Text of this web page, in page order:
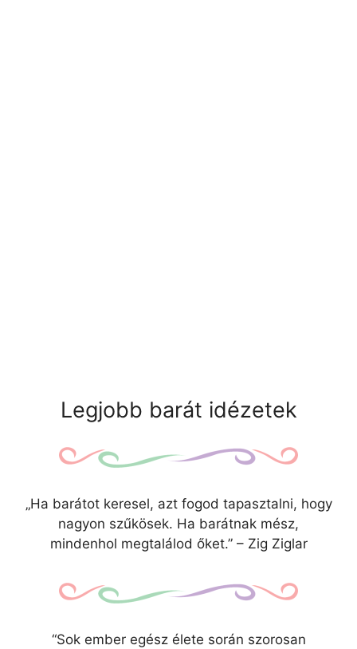
Legjobb barát idézetek
„Ha barátot keresel, azt fogod tapasztalni, hogy
nagyon szűkösek. Ha barátnak mész,
mindenhol megtalálod őket.” – Zig Ziglar
“Sok ember egész élete során szorosan